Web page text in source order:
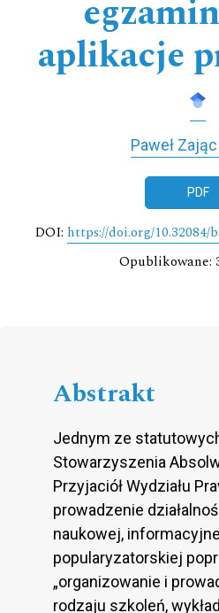
aplikacje
Paweł Zając
PDF
DOI: https://doi.org/10.32084/
Opublikowane:
Abstrakt
Jednym ze
Stowarzyszenia
Przyjaciół Wydziału
prowadzenie
naukowej,
popularyzatorskiej
„organizowanie i
rodzaju szkoleń,